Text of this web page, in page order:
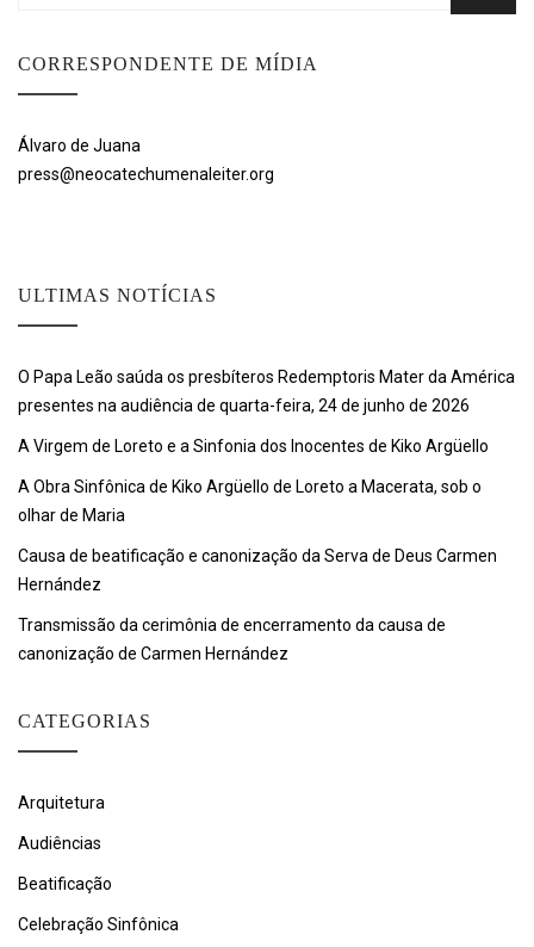
CORRESPONDENTE DE MÍDIA
Álvaro de Juana
press@neocatechumenaleiter.org
ULTIMAS NOTÍCIAS
O Papa Leão saúda os presbíteros Redemptoris Mater da América
presentes na audiência de quarta-feira, 24 de junho de 2026
A Virgem de Loreto e a Sinfonia dos Inocentes de Kiko Argüello
A Obra Sinfônica de Kiko Argüello de Loreto a Macerata, sob o
olhar de Maria
Causa de beatificação e canonização da Serva de Deus Carmen
Hernández
Transmissão da cerimônia de encerramento da causa de
canonização de Carmen Hernández
CATEGORIAS
Arquitetura
Audiências
Beatificação
Celebração Sinfônica